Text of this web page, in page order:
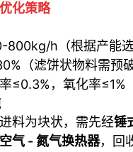
化策略
800kg/h（根据产能
（滤饼状物料需预
≤0.3%，氧化率≤1%
料为块状，需先经锤
空气 - 氮气换热器，回